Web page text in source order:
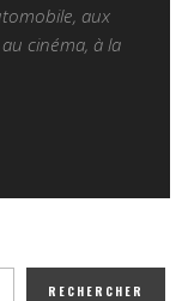
aux
cinéma, à la
RECHERCHER